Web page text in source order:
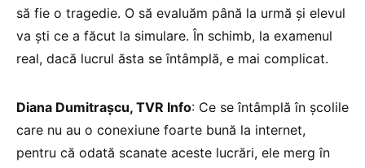
să fie o tragedie. O să evaluăm până la urmă și elevul
va ști ce a făcut la simulare. În schimb, la examenul
real, dacă lucrul ăsta se întâmplă, e mai complicat.
Diana Dumitrașcu, TVR Info: Ce se întâmplă în școlile
care nu au o conexiune foarte bună la internet,
pentru că odată scanate aceste lucrări, ele merg în